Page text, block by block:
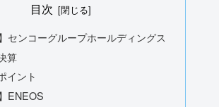
目次
センコーグループホールディングス
算
イント
ENEOS